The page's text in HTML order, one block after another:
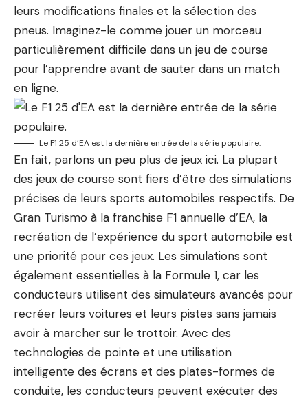
leurs modifications finales et la sélection des
pneus. Imaginez-le comme jouer un morceau
particulièrement difficile dans un jeu de course
pour l’apprendre avant de sauter dans un match
en ligne.
Le F1 25 d’EA est la dernière entrée de la série populaire.
En fait, parlons un peu plus de jeux ici. La plupart
des jeux de course sont fiers d’être des simulations
précises de leurs sports automobiles respectifs. De
Gran Turismo à la franchise F1 annuelle d’EA, la
recréation de l’expérience du sport automobile est
une priorité pour ces jeux. Les simulations sont
également essentielles à la Formule 1, car les
conducteurs utilisent des simulateurs avancés pour
recréer leurs voitures et leurs pistes sans jamais
avoir à marcher sur le trottoir. Avec des
technologies de pointe et une utilisation
intelligente des écrans et des plates-formes de
conduite, les conducteurs peuvent exécuter des